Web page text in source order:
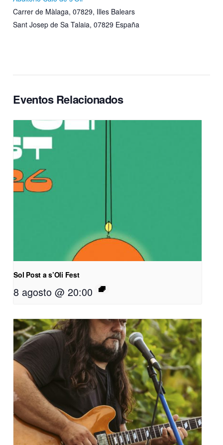
Carrer de Màlaga, 07829, Illes Balears
Sant Josep de Sa Talaia, 07829 España
Eventos Relacionados
Sol Post a s’Oli Fest
8 agosto @ 20:00